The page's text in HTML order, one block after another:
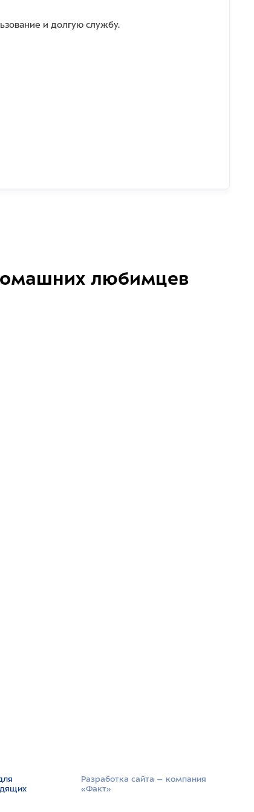
и долгую службу.
любимцев
Разработка сайта –­ компания
«Факт»